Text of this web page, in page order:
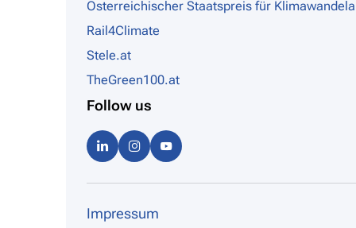
Österreichischer Staatspreis für
Rail4Climate
Stele.at
TheGreen100.at
Follow us
Linke Instag
Impressum